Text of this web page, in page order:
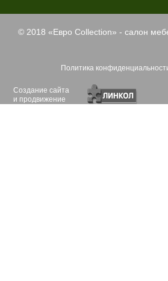
© 2018 «Евро Collection» - салон
Политика
Создание сайта
и продвижение